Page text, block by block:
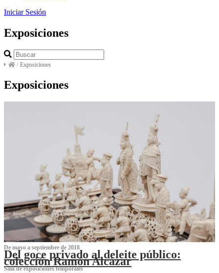
Iniciar Sesión
Exposiciones
/ Exposiciones
Exposiciones
De mayo a septiembre de 2018
Del goce privado al deleite público:
colección Ramón Alcázar
Sala de exposiciones temporales